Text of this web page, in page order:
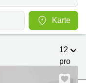
Karte
12
pro
Seite